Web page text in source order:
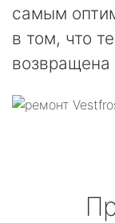
самым
в том, что